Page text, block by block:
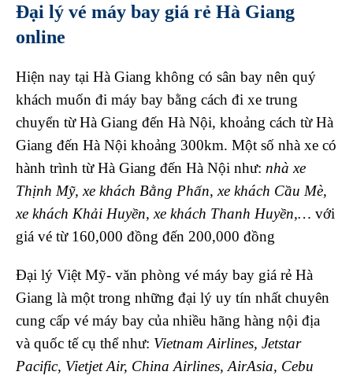
Đại lý vé máy bay giá rẻ Hà Giang
online
Hiện nay tại Hà Giang không có sân bay nên quý
khách muốn đi máy bay bằng cách đi xe trung
chuyển từ Hà Giang đến Hà Nội, khoảng cách từ Hà
Giang đến Hà Nội khoảng 300km. Một số nhà xe có
hành trình từ Hà Giang đến Hà Nội như: nhà xe
Thịnh Mỹ, xe khách Bằng Phấn, xe khách Cầu Mè,
xe khách Khải Huyền, xe khách Thanh Huyền,… với
giá vé từ 160,000 đồng đến 200,000 đồng
Đại lý Việt Mỹ- văn phòng vé máy bay giá rẻ Hà
Giang là một trong những đại lý uy tín nhất chuyên
cung cấp vé máy bay của nhiều hãng hàng nội địa
và quốc tế cụ thể như: Vietnam Airlines, Jetstar
Pacific, Vietjet Air, China Airlines, AirAsia, Cebu